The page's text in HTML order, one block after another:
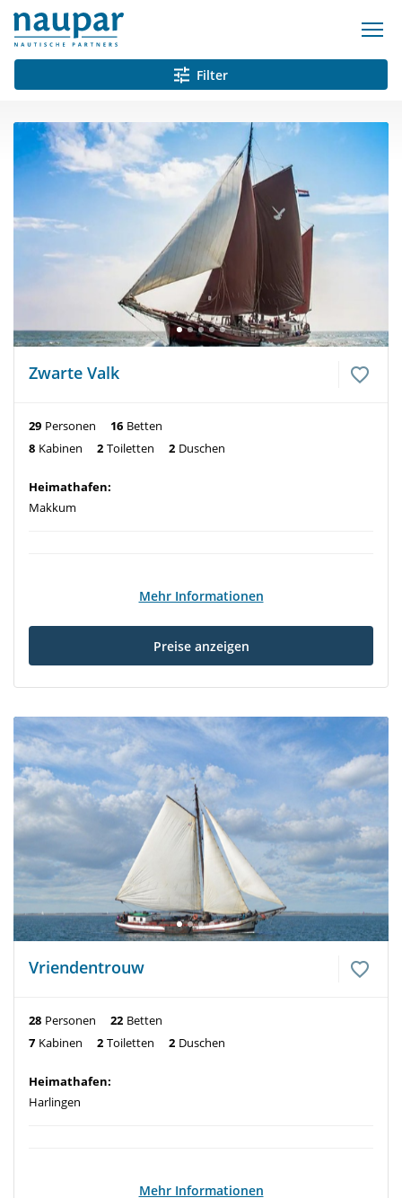
Filter
Zwarte Valk
29 Personen 16 Betten
8 Kabinen 2 Toiletten 2 Duschen
Heimathafen:
Makkum
Mehr Informationen
Preise anzeigen
Vriendentrouw
28 Personen 22 Betten
7 Kabinen 2 Toiletten 2 Duschen
Heimathafen:
Harlingen
Mehr Informationen